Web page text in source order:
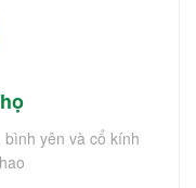
yên và cổ kính